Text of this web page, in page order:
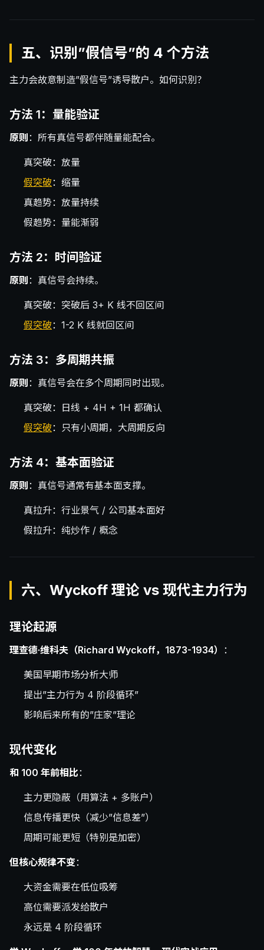
五、识别”假信号”的 4 个方法
主力会故意制造”假信号”诱导散户。如何识别？
方法 1：量能验证
原则 ：所有真信号都伴随量能配合。
真突破：放量
假突破：缩量
真趋势：放量持续
假趋势：量能渐弱
方法 2：时间验证
原则 ：真信号会持续。
真突破：突破后 3+ K 线不回区间
假突破：1-2 K 线就回区间
方法 3：多周期共振
原则 ：真信号会在多个周期同时出现。
真突破：日线 + 4H + 1H 都确认
假突破：只有小周期，大周期反向
方法 4：基本面验证
原则 ：真信号通常有基本面支撑。
真拉升：行业景气 / 公司基本面好
假拉升：纯炒作 / 概念
六、Wyckoff 理论 vs 现代主力行为
理论起源
理查德·维科夫（Richard Wyckoff，1873-1934） ：
美国早期市场分析大师
提出”主力行为 4 阶段循环”
影响后来所有的”庄家”理论
现代变化
和 100 年前相比：
主力更隐蔽（用算法 + 多账户）
信息传播更快（减少”信息差”）
周期可能更短（特别是加密）
但核心规律不变：
大资金需要在低位吸筹
高位需要派发给散户
永远是 4 阶段循环